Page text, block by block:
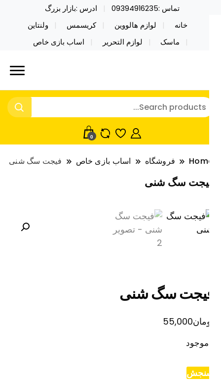
تماس :09394916235
ادرس :بازار بزرگ
خانه
لوازم هالووین کریسمس
ولنتاین
ماسک
لوازم التحریر اساب بازی خاص
تاین کادویی کریسمس اکسسوری
محصولات خاص فیجت اسباب بازی تراول ماگ نایکر
فروش عمده لوازم هالووین ولن تاین کادویی
اکسسوری ماسک در واردات مستقیم
0
فروشگاه اساب بازی خاص فیجت سگ شنی
سگ شنی
سگ شنی
55,000